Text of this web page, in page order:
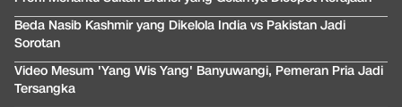
Beda Nasib Kashmir yang Dikelola India vs Pakistan Jadi
Sorotan
Video Mesum 'Yang Wis Yang' Banyuwangi, Pemeran Pria Jadi
Tersangka